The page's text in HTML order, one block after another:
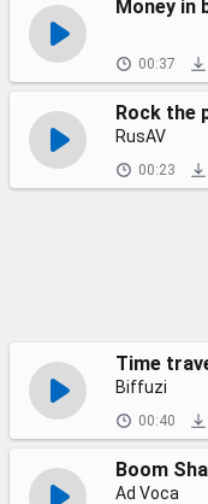
Money in
00:37
Rock the
RusAV
00:23
Time
Biffuzi
00:40
Boom
Ad Voca